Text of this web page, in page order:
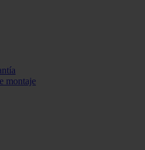
montaje